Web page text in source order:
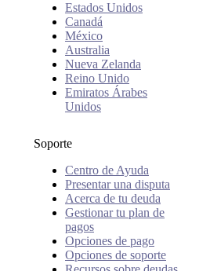
Estados Unidos
Canadá
México
Australia
Nueva Zelanda
Reino Unido
Emiratos Árabes
Unidos
Soporte
Centro de Ayuda
Presentar una disputa
Acerca de tu deuda
Gestionar tu plan de
pagos
Opciones de pago
Opciones de soporte